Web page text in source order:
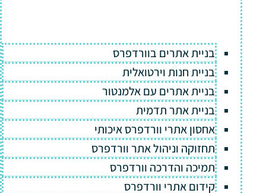
בניית אתרים בוורדפרס
בניית חנות וירטואלית
בניית אתרים עם אלמנטור
בניית אתר תדמית
אחסון אתרי וורדפרס איכותי
תחזוקה וניהול אתר וורדפרס
תמיכה והדרכה וורדפרס
קידום אתרי וורדפרס